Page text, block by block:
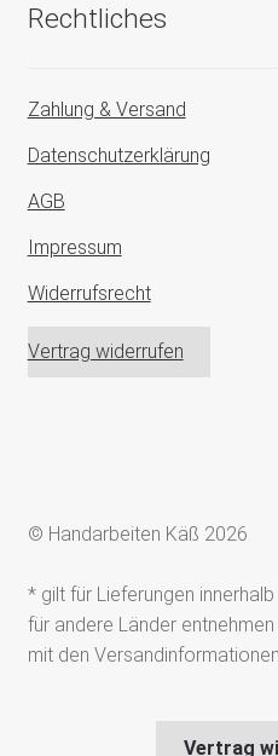
Rechtliches
Zahlung & Versand
Datenschutzerklärung
AGB
Impressum
Widerrufsrecht
Vertrag widerrufen
© Handarbeiten Käß 2026
* gilt für Lieferungen
für andere Länder
mit den
Vertrag